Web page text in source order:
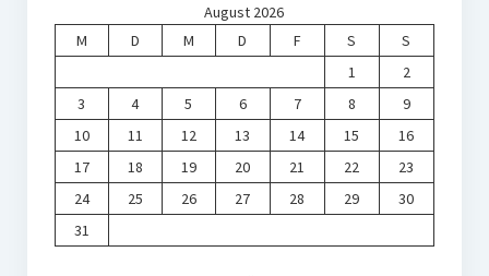
August 2026
M
D M D F S
S
1
2
3
4 5 6 7 8
9
10
11 12 13 14 15
16
17
18 19 20 21 22
23
24
25 26 27 28 29
30
31